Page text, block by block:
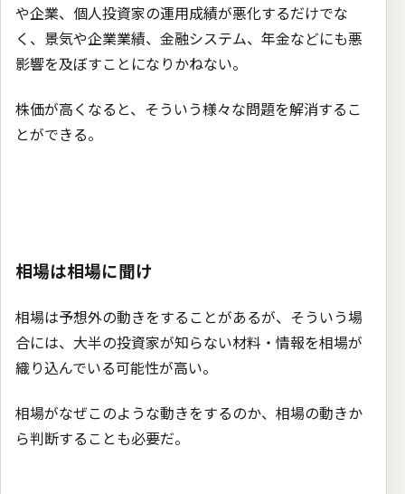
や企業、個人投資家の運用成績が悪化するだけでな
く、景気や企業業績、金融システム、年金などにも悪
影響を及ぼすことになりかねない。
株価が高くなると、そういう様々な問題を解消するこ
とができる。
相場は相場に聞け
相場は予想外の動きをすることがあるが、そういう場
合には、大半の投資家が知らない材料・情報を相場が
織り込んでいる可能性が高い。
相場がなぜこのような動きをするのか、相場の動きか
ら判断することも必要だ。